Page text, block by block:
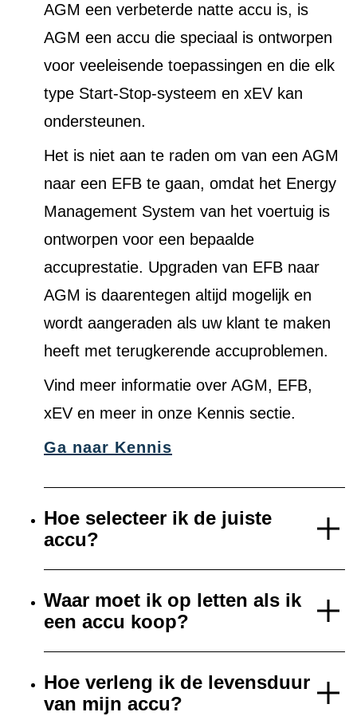
AGM een verbeterde natte accu is, is
AGM een accu die speciaal is ontworpen
voor veeleisende toepassingen en die elk
type Start-Stop-systeem en xEV kan
ondersteunen.
Het is niet aan te raden om van een AGM
naar een EFB te gaan, omdat het Energy
Management System van het voertuig is
ontworpen voor een bepaalde
accuprestatie. Upgraden van EFB naar
AGM is daarentegen altijd mogelijk en
wordt aangeraden als uw klant te maken
heeft met terugkerende accuproblemen.
Vind meer informatie over AGM, EFB,
xEV en meer in onze Kennis sectie.
Ga naar Kennis
Hoe selecteer ik de juiste
accu?
Waar moet ik op letten als ik
een accu koop?
Hoe verleng ik de levensduur
van mijn accu?